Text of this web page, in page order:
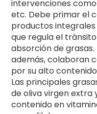
intervenciones
etc. Debe primar el
productos
que regula el
absorción de
además, colaboran
por su alto
Las principales
de oliva virgen extra
contenido en